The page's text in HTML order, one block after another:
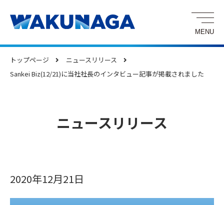
トップページ
ニュースリリース
Sankei Biz(12/21)に当社社長のインタビュー記事が掲載されました
ニュースリリース
2020年12月21日